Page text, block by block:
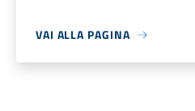
VAI ALLA PAGINA